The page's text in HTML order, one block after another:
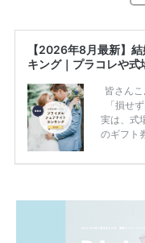
【2026年8月最新】
キング｜プラコレや
皆さん
「損せ
実は、式
のギフト
ため、比
一番お